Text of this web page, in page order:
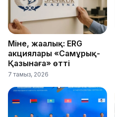
Міне, жаңалық: ERG
акциялары «Самұрық-
Қазынаға» өтті
7 тамыз, 2026